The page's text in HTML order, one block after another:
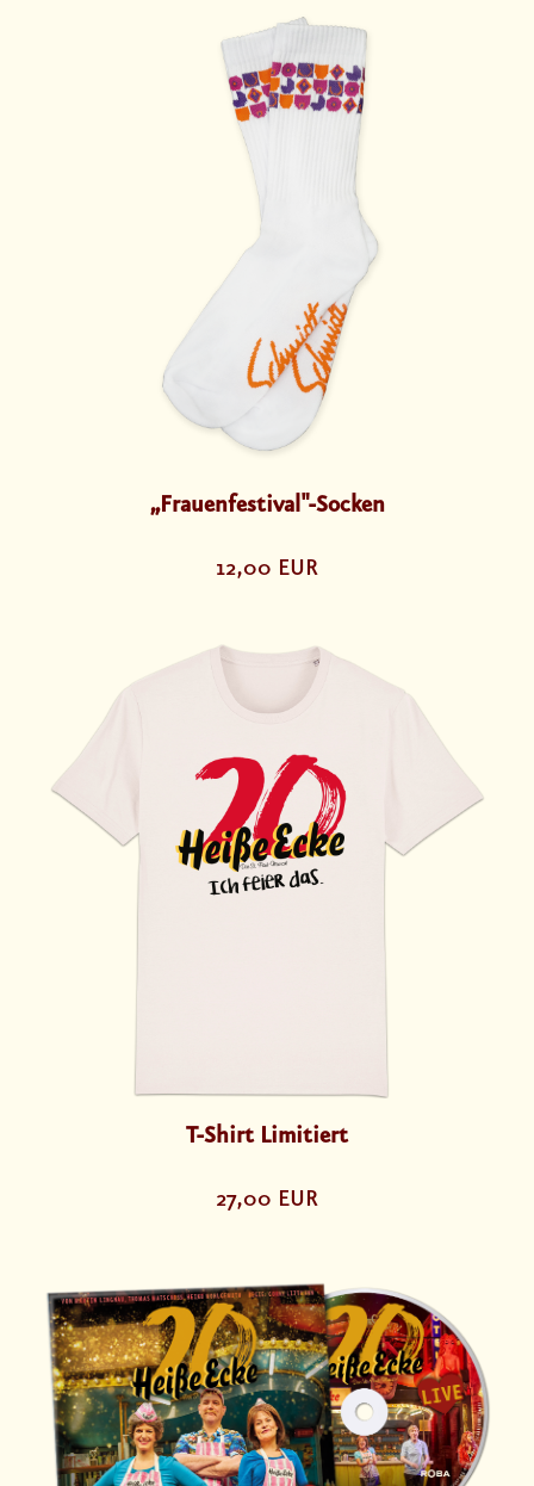
„Frauenfestival"-Socken
12,00 EUR
T-Shirt Limitiert
27,00 EUR